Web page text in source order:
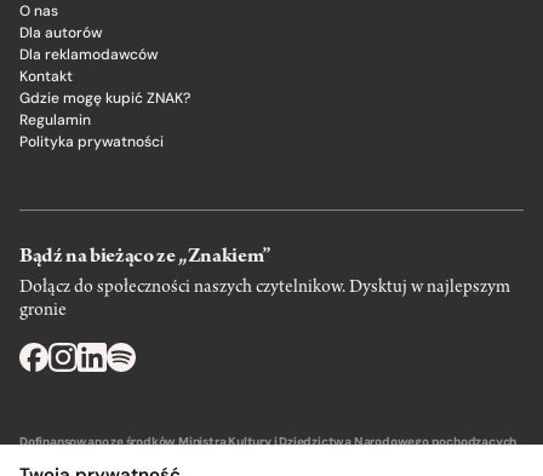
O nas
Dla autorów
Dla reklamodawców
Kontakt
Gdzie mogę kupić ZNAK?
Regulamin
Polityka prywatności
Bądź na bieżąco ze „Znakiem”
Dołącz do społeczności naszych czytelnikow. Dysktuj w najlepszym
gronie
Dofinansowano ze środków Ministra Kultury i Dziedzictwa Narodowego pochodzących